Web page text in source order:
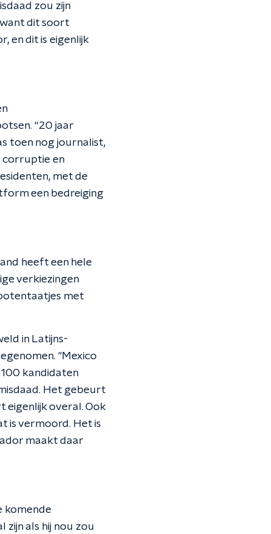
zou zijn
want dit soort
en dit is eigenlijk
“20 jaar
toen nog journalist,
corruptie en
met de
een bedreiging
heeft een hele
verkiezingen
met
in Latijns-
"Mexico
kandidaten
Het gebeurt
eigenlijk overal. Ook
is vermoord. Het is
maakt daar
komende
zijn als hij nou zou